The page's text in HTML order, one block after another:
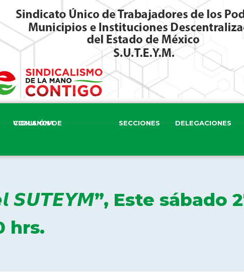
COMISIÓN DE VIGILANCIA SECCIONES DELEGACIONES
𝙎𝙐𝙏𝙀𝙔𝙈”, Este sábado
hrs.